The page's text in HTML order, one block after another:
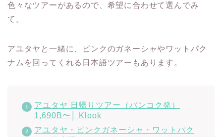
色々なツアーがあるので、希望に合わせて選んでみ
て。
アユタヤと一緒に、ピンクのガネーシャやワットパク
ナムを回ってくれる日本語ツアーもあります。
アユタヤ 日帰りツアー（バンコク発）
1,690B〜│ Klook
アユタヤ・ピンクガネーシャ・ワットパク